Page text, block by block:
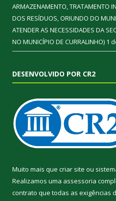
ARMAZENAMENTO, TRATAMENTO
DOS RESÍDUOS, ORIUNDO DO
ATENDER AS NECESSIDADES DA
NO MUNICÍPIO DE CURRALINHO) 1
DESENVOLVIDO POR CR2
Muito mais que criar site ou
Realizamos uma assessoria
contrato que todas as exigências